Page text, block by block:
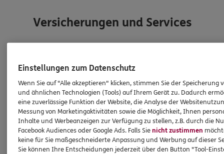
Versicherungen und Services
Einstellungen zum Datenschutz
Wenn Sie auf "Alle akzeptieren" klicken, stimmen Sie der Speicherung
und ähnlichen Technologien (Tools) auf Ihrem Gerät zu. Dadurch
eine zuverlässige Funktion der Website, die Analyse der
Messung von Marketingaktivitäten sowie die Möglichkeit, Ihnen
Inhalte und Werbeanzeigen zur Verfügung zu stellen, z.B. durch die
Facebook Audiences oder Google Ads. Falls Sienicht zustimmen
keine für Sie maßgeschneiderte Anpassung und Werbung auf dieser
Sie können Ihre Entscheidungen jederzeit über den Button "Tool-